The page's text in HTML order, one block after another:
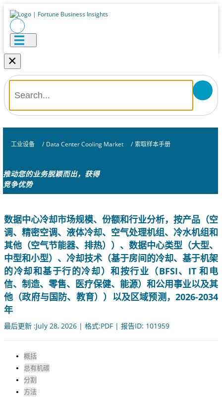
×
工业设备 / Data Center Cooling Market / 索取样本手册
推动您的业务脱颖而出，获得
竞争优势
数据中心冷却市场规模、份额和行业分析，按产品（空
调、精密空调、液体冷却、空气处理机组、冷水机组和
其他（空气节能器、排热））、数据中心类型（大型、
中型和小型）、冷却技术（基于房间的冷却、基于机架
的冷却和基于行的冷却）和按行业（BFSI、IT 和电
信、制造、零售、医疗保健、能源）和公用事业以及其
他（政府与国防、教育））以及区域预测，2026-2034
年
最后更新 :July 28, 2026 | 格式:PDF | 报告ID: 101959
概括
总有机碳
分割
方法